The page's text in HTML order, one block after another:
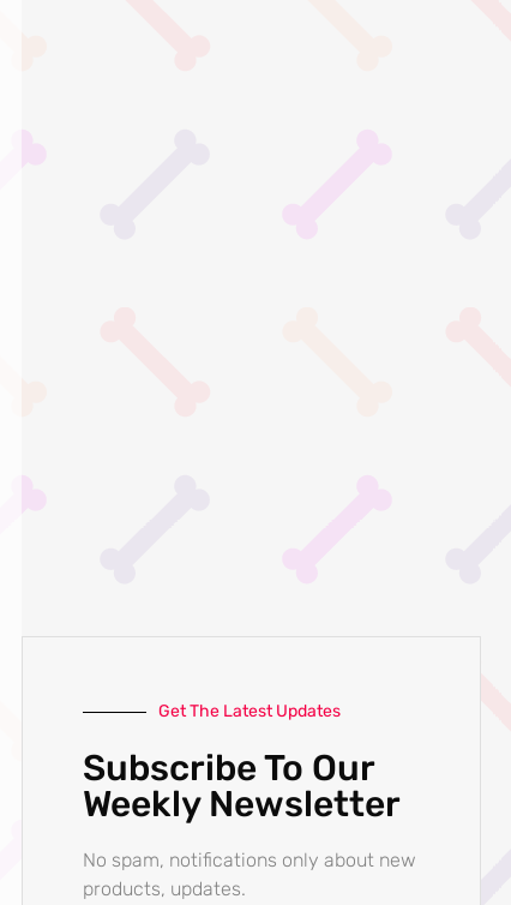
Get The Latest Updates
Subscribe To Our
Weekly Newsletter
No spam, notifications only about new
products, updates.